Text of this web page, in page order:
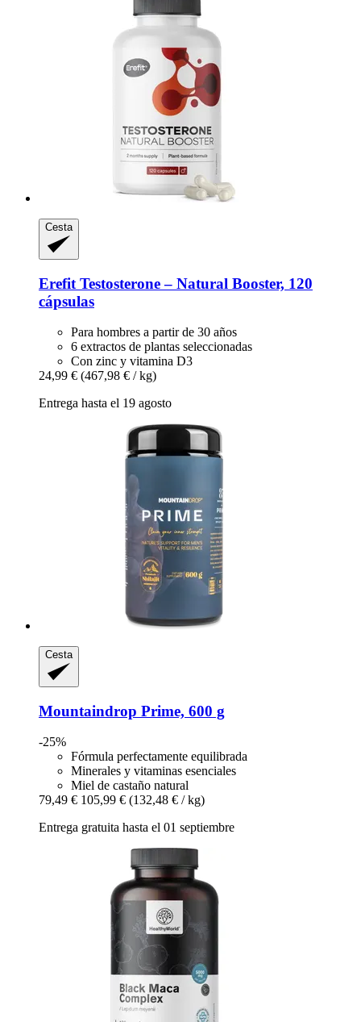
Cesta
Erefit Testosterone – Natural Booster, 120
cápsulas
Para hombres a partir de 30 años
6 extractos de plantas seleccionadas
Con zinc y vitamina D3
24,99 € (467,98 € / kg)
Entrega hasta el 19 agosto
Cesta
Mountaindrop Prime, 600 g
-25%
Fórmula perfectamente equilibrada
Minerales y vitaminas esenciales
Miel de castaño natural
79,49 € 105,99 € (132,48 € / kg)
Entrega gratuita hasta el 01 septiembre